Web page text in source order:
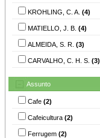
KROHLING, C. A. (4)
MATIELLO, J. B. (4)
ALMEIDA, S. R. (3)
CARVALHO, C. H. S. (3)
Assunto
Cafe (2)
Cafeicultura (2)
Ferrugem (2)